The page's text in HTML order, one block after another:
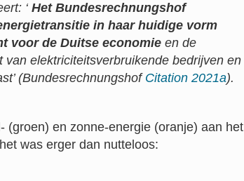
‘ Het Bundesrechnungshof
in haar huidige vorm
voor de Duitse economie en de
van elektriciteitsverbruikende bedrijven en
(BundesrechnungshofCitation 2021a).
(groen) en zonne-energie (oranje) aan het
was erger dan nutteloos: